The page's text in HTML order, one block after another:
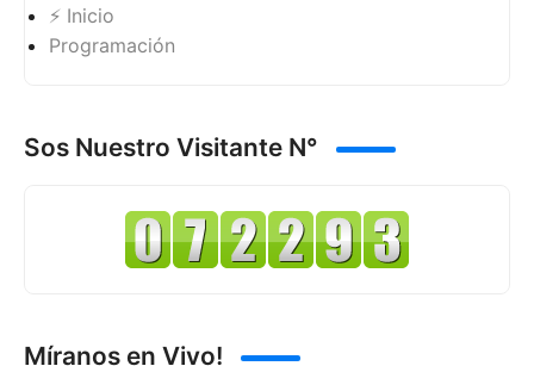
⚡ Inicio
Programación
Sos Nuestro Visitante N°
Míranos en Vivo!